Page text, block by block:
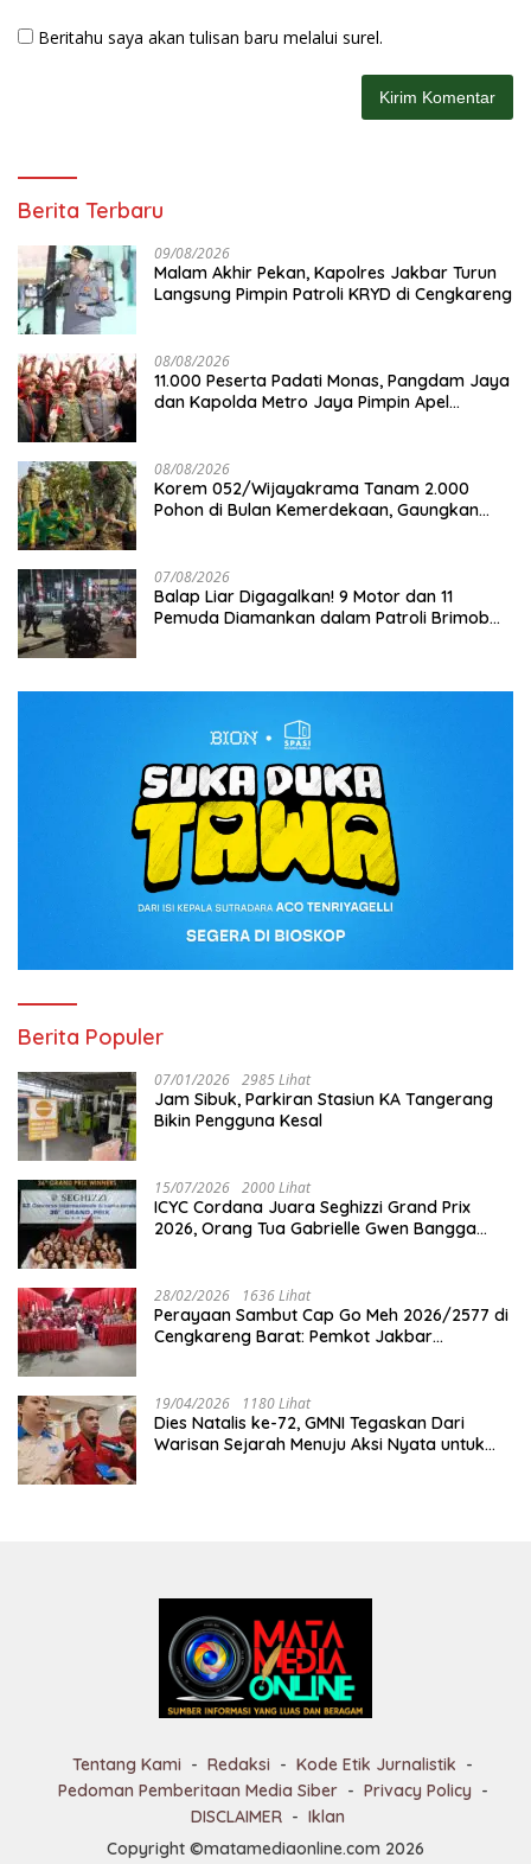
Beritahu saya akan tulisan baru melalui surel.
Berita Terbaru
09/08/2026
Malam Akhir Pekan, Kapolres Jakbar Turun
Langsung Pimpin Patroli KRYD di Cengkareng
08/08/2026
11.000 Peserta Padati Monas, Pangdam Jaya
dan Kapolda Metro Jaya Pimpin Apel
08/08/2026
Korem 052/Wijayakrama Tanam 2.000
Pohon di Bulan Kemerdekaan, Gaungkan
07/08/2026
Balap Liar Digagalkan! 9 Motor dan 11
Pemuda Diamankan dalam Patroli Brimob
Berita Populer
07/01/2026 2985 Lihat
Jam Sibuk, Parkiran Stasiun KA Tangerang
Bikin Pengguna Kesal
15/07/2026 2000 Lihat
ICYC Cordana Juara Seghizzi Grand Prix
2026, Orang Tua Gabrielle Gwen Bangga
28/02/2026 1636 Lihat
Perayaan Sambut Cap Go Meh 2026/2577 di
Cengkareng Barat: Pemkot Jakbar
19/04/2026 1180 Lihat
Dies Natalis ke-72, GMNI Tegaskan Dari
Warisan Sejarah Menuju Aksi Nyata untuk
Tentang Kami Redaksi
Kode Etik Jurnalistik
Pedoman Pemberitaan Media Siber
Privacy Policy
DISCLAIMER
Iklan
Copyright ©matamediaonline.com 2026